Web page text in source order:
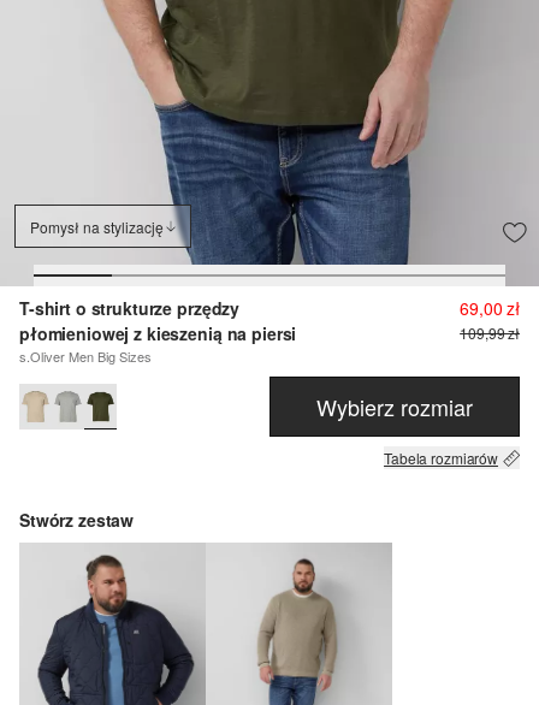
Pomysł na stylizację
T-shirt o strukturze przędzy
płomieniowej z kieszenią na piersi
s.Oliver Men Big Sizes
69,00 zł
109,99 zł
Wybierz rozmiar
Tabela rozmiarów
Stwórz zestaw